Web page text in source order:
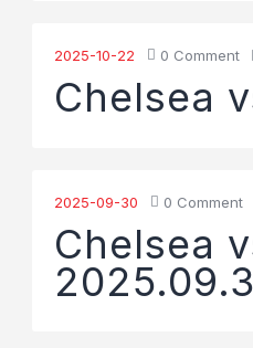
2025-10-22 0 Comment
Chelsea
2025-09-30 0 Comment
Chelsea